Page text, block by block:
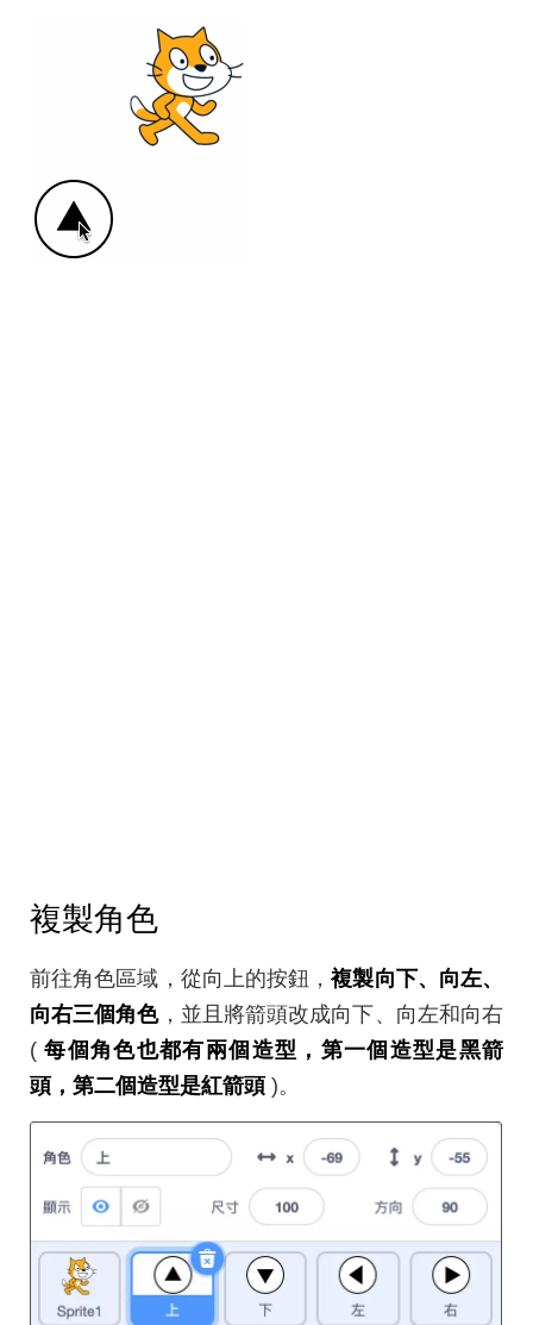
複製角色
前往角色區域，從向上的按鈕，複製向下、向左、
向右三個角色，並且將箭頭改成向下、向左和向右
(每個角色也都有兩個造型，第一個造型是黑箭
頭，第二個造型是紅箭頭)。